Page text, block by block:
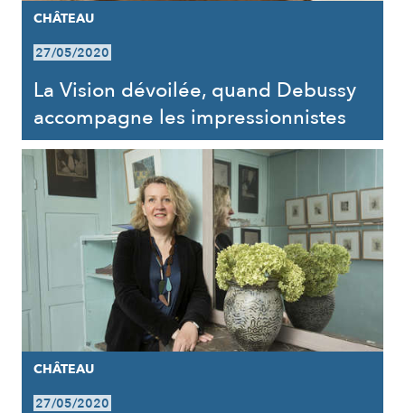
CHÂTEAU
27/05/2020
La Vision dévoilée, quand Debussy
accompagne les impressionnistes
CHÂTEAU
27/05/2020